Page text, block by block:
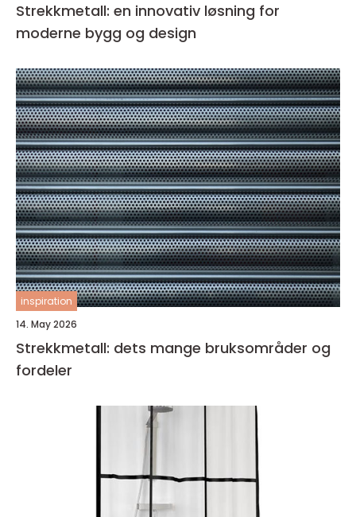
Strekkmetall: en innovativ løsning for
moderne bygg og design
inspiration
14. May 2026
Strekkmetall: dets mange bruksområder og
fordeler